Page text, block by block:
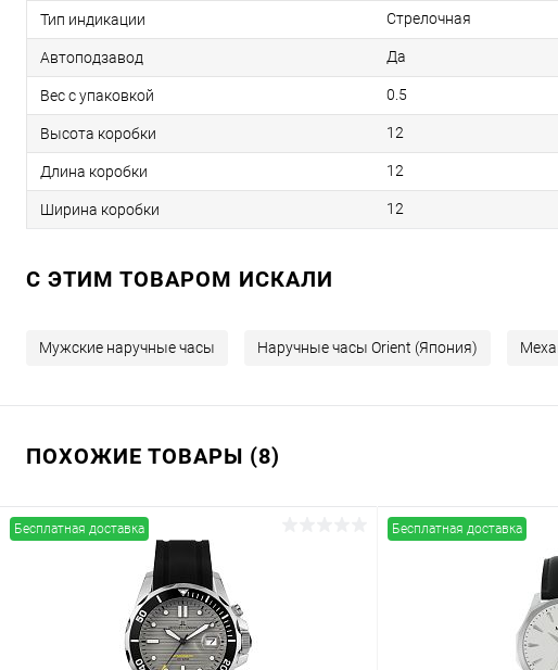
Тип индикации Стрелочная
Автоподзавод Да
Вес с упаковкой 0.5
Высота коробки 12
Длина коробки 12
Ширина коробки 12
C ЭТИМ ТОВАРОМ ИСКАЛИ
Мужские наручные часы Наручные часы Orient (Япония)
ПОХОЖИЕ ТОВАРЫ (8)
Бесплатная доставка Бесплатная доставка